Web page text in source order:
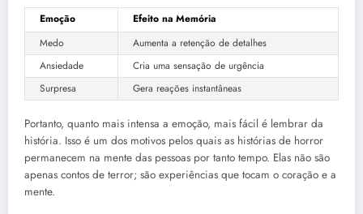
Emoção
Efeito na Memória
Medo
Aumenta a retenção de detalhes
Ansiedade
Cria uma sensação de urgência
Surpresa
Gera reações instantâneas
Portanto, quanto mais intensa a emoção, mais fácil é lembrar da
história. Isso é um dos motivos pelos quais as histórias de horror
permanecem na mente das pessoas por tanto tempo. Elas não são
apenas contos de terror; são experiências que tocam o coração e a
mente.